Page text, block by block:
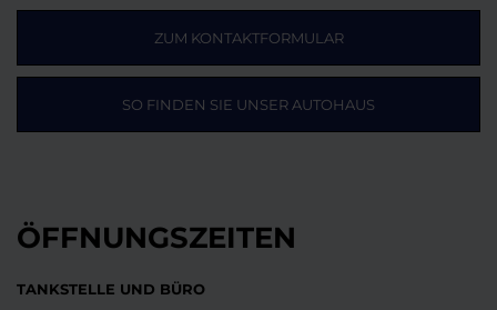
ZUM KONTAKTFORMULAR
SO FINDEN SIE UNSER AUTOHAUS
ÖFFNUNGSZEITEN
TANKSTELLE UND BÜRO